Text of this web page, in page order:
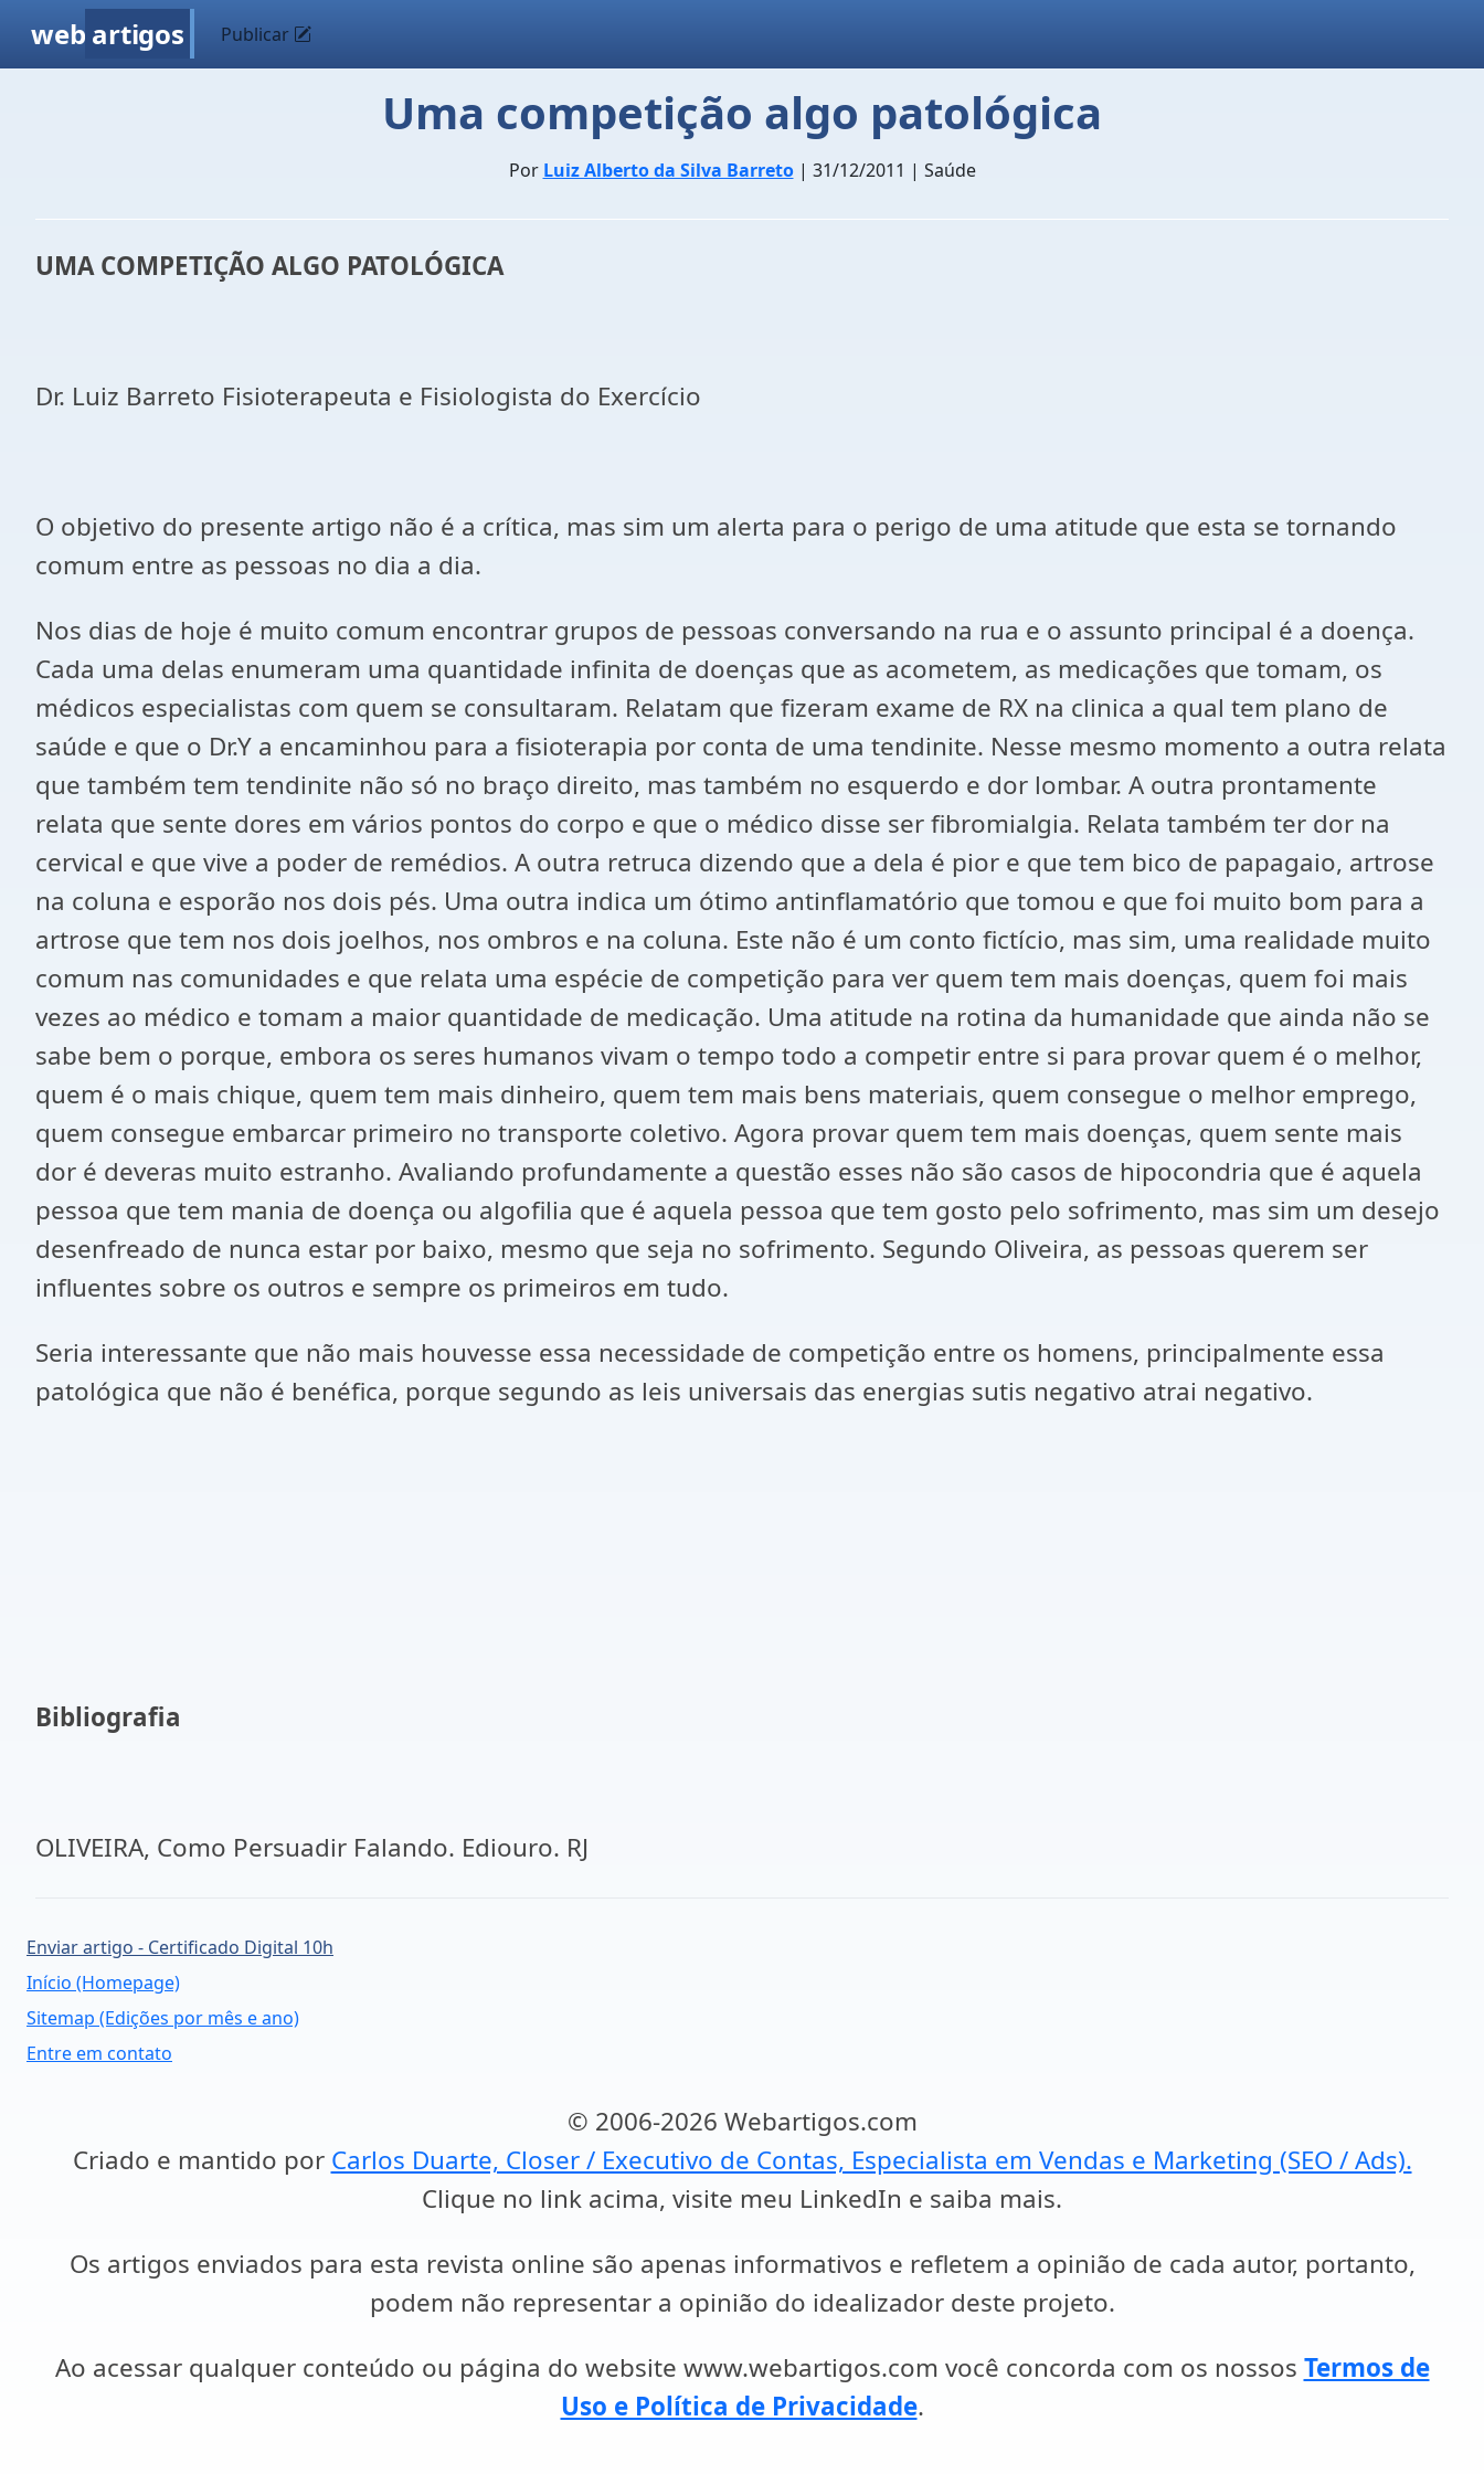
web artigos Publicar
Uma competição algo patológica
Por Luiz Alberto da Silva Barreto| 31/12/2011 | Saúde
UMA COMPETIÇÃO ALGO PATOLÓGICA
Dr. Luiz Barreto Fisioterapeuta e Fisiologista do Exercício
O objetivo do presente artigo não é a crítica, mas sim um alerta para o perigo de uma atitude que esta se tornando
comum entre as pessoas no dia a dia.
Nos dias de hoje é muito comum encontrar grupos de pessoas conversando na rua e o assunto principal é a doença.
Cada uma delas enumeram uma quantidade infinita de doenças que as acometem, as medicações que tomam, os
médicos especialistas com quem se consultaram. Relatam que fizeram exame de RX na clinica a qual tem plano de
saúde e que o Dr.Y a encaminhou para a fisioterapia por conta de uma tendinite. Nesse mesmo momento a outra relata
que também tem tendinite não só no braço direito, mas também no esquerdo e dor lombar. A outra prontamente
relata que sente dores em vários pontos do corpo e que o médico disse ser fibromialgia. Relata também ter dor na
cervical e que vive a poder de remédios. A outra retruca dizendo que a dela é pior e que tem bico de papagaio, artrose
na coluna e esporão nos dois pés. Uma outra indica um ótimo antinflamatório que tomou e que foi muito bom para a
artrose que tem nos dois joelhos, nos ombros e na coluna. Este não é um conto fictício, mas sim, uma realidade muito
comum nas comunidades e que relata uma espécie de competição para ver quem tem mais doenças, quem foi mais
vezes ao médico e tomam a maior quantidade de medicação. Uma atitude na rotina da humanidade que ainda não se
sabe bem o porque, embora os seres humanos vivam o tempo todo a competir entre si para provar quem é o melhor,
quem é o mais chique, quem tem mais dinheiro, quem tem mais bens materiais, quem consegue o melhor emprego,
quem consegue embarcar primeiro no transporte coletivo. Agora provar quem tem mais doenças, quem sente mais
dor é deveras muito estranho. Avaliando profundamente a questão esses não são casos de hipocondria que é aquela
pessoa que tem mania de doença ou algofilia que é aquela pessoa que tem gosto pelo sofrimento, mas sim um desejo
desenfreado de nunca estar por baixo, mesmo que seja no sofrimento. Segundo Oliveira, as pessoas querem ser
influentes sobre os outros e sempre os primeiros em tudo.
Seria interessante que não mais houvesse essa necessidade de competição entre os homens, principalmente essa
patológica que não é benéfica, porque segundo as leis universais das energias sutis negativo atrai negativo.
Bibliografia
OLIVEIRA, Como Persuadir Falando. Ediouro. RJ
Enviar artigo - Certificado Digital 10h
Início (Homepage)
Sitemap (Edições por mês e ano)
Entre em contato
© 2006-2026 Webartigos.com
Criado e mantido por Carlos Duarte, Closer / Executivo de Contas, Especialista em Vendas e Marketing (SEO / Ads).
Clique no link acima, visite meu LinkedIn e saiba mais.
Os artigos enviados para esta revista online são apenas informativos e refletem a opinião de cada autor, portanto,
podem não representar a opinião do idealizador deste projeto.
Ao acessar qualquer conteúdo ou página do website www.webartigos.com você concorda com os nossos Termos de
Uso e Política de Privacidade.